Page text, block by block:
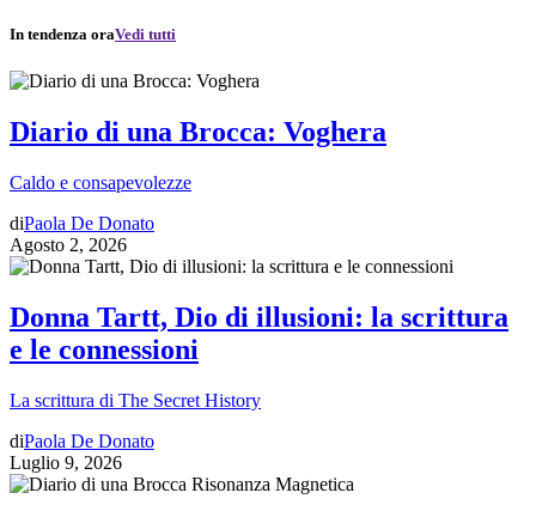
In tendenza oraVedi tutti
Diario di una Brocca: Voghera
Caldo e consapevolezze
diPaola De Donato
Agosto 2, 2026
Donna Tartt, Dio di illusioni: la scrittura
e le connessioni
La scrittura di The Secret History
diPaola De Donato
Luglio 9, 2026